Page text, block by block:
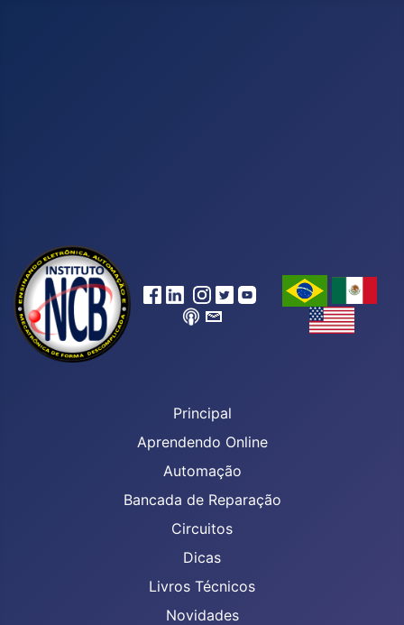
Principal
Aprendendo Online
Automação
Bancada de Reparação
Circuitos
Dicas
Livros Técnicos
Novidades